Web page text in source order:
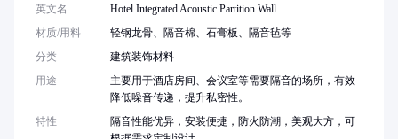
英文名
Hotel Integrated Acoustic Partition Wall
材质/用料
轻钢龙骨、隔音棉、石膏板、隔音毡等
分类
建筑装饰材料
用途
主要用于酒店房间、会议室等需要隔音的场所，有效
降低噪音传递，提升私密性。
特性
隔音性能优异，安装便捷，防火防潮，美观大方，可